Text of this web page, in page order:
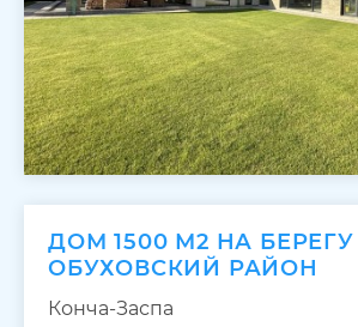
ДОМ 1500 М2 НА
ОБУХОВСКИЙ РАЙОН
Конча-Заспа